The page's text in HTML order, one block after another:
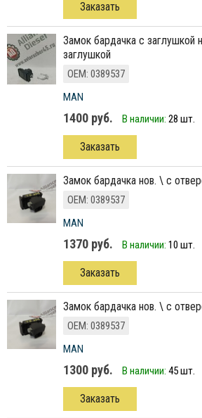
Заказать
замок бардачка с заглушкой нов. \ С несъемной
заглушкой
ОЕМ: 0389537
MAN
1400 руб. В наличии: 28 шт.
Заказать
Замок бардачка нов. \ с
ОЕМ: 0389537
MAN
1370 руб. В наличии: 10 шт.
Заказать
Замок бардачка нов. \ с
ОЕМ: 0389537
MAN
1300 руб. В наличии: 45 шт.
Заказать